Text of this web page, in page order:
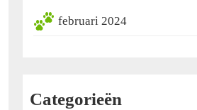
februari 2024
Categorieën